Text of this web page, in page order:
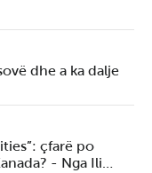
dhe a ka dalje
çfarë po
- Nga Ili…